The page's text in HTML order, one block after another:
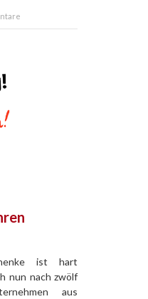
ist hart
nun nach zwölf
aus